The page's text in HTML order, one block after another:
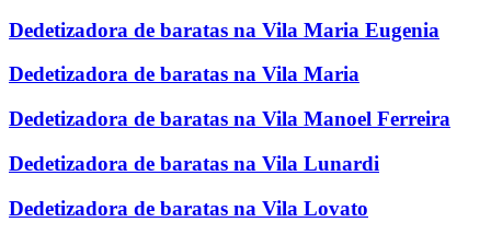
Dedetizadora de baratas na Vila Maria Eugenia
Dedetizadora de baratas na Vila Maria
Dedetizadora de baratas na Vila Manoel Ferreira
Dedetizadora de baratas na Vila Lunardi
Dedetizadora de baratas na Vila Lovato